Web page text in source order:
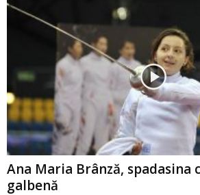
Ana Maria Brânză, spadasina
galbenă